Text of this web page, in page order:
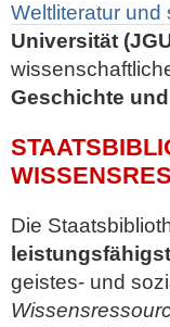
Weltliteratur und
Universität
Geschichte
Die
geistes- und